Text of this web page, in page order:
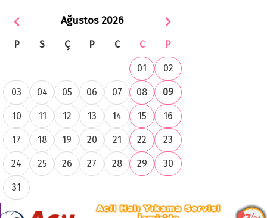
Ağustos 2026
P S Ç P C C P
01 02
03 04 05 06 07 08 09
10 11 12 13 14 15 16
17 18 19 20 21 22 23
24 25 26 27 28 29 30
31